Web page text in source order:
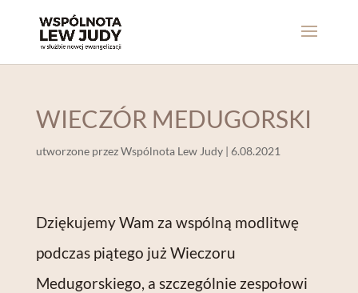
WIECZÓR MEDUGORSKI
utworzone przezWspólnota Lew Judy| 6.08.2021
Dziękujemy Wam za wspólną modlitwę
podczas piątego już Wieczoru
Medugorskiego, a szczególnie zespołowi